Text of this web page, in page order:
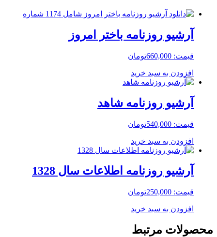
آرشیو روزنامه باختر امروز
قیمت: 660,000تومان
افزودن به سبد خرید
آرشیو روزنامه شاهد
قیمت: 540,000تومان
افزودن به سبد خرید
آرشیو روزنامه اطلاعات سال 1328
قیمت: 250,000تومان
افزودن به سبد خرید
محصولات مرتبط